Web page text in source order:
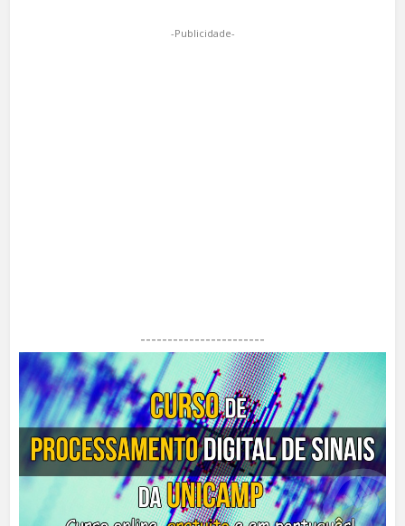
-Publicidade-
-----------------------